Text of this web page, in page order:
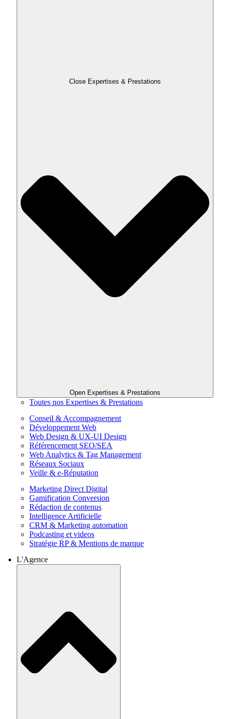
Close Expertises & Prestations
Open Expertises & Prestations
Toutes nos Expertises & Prestations
Conseil & Accompagnement
Développement Web
Web Design & UX-UI Design
Référencement SEO/SEA
Web Analytics & Tag Management
Réseaux Sociaux
Veille & e-Réputation
Marketing Direct Digital
Gamification Conversion
Rédaction de contenus
Intelligence Artificielle
CRM & Marketing automation
Podcasting et videos
Stratégie RP & Mentions de marque
L'Agence